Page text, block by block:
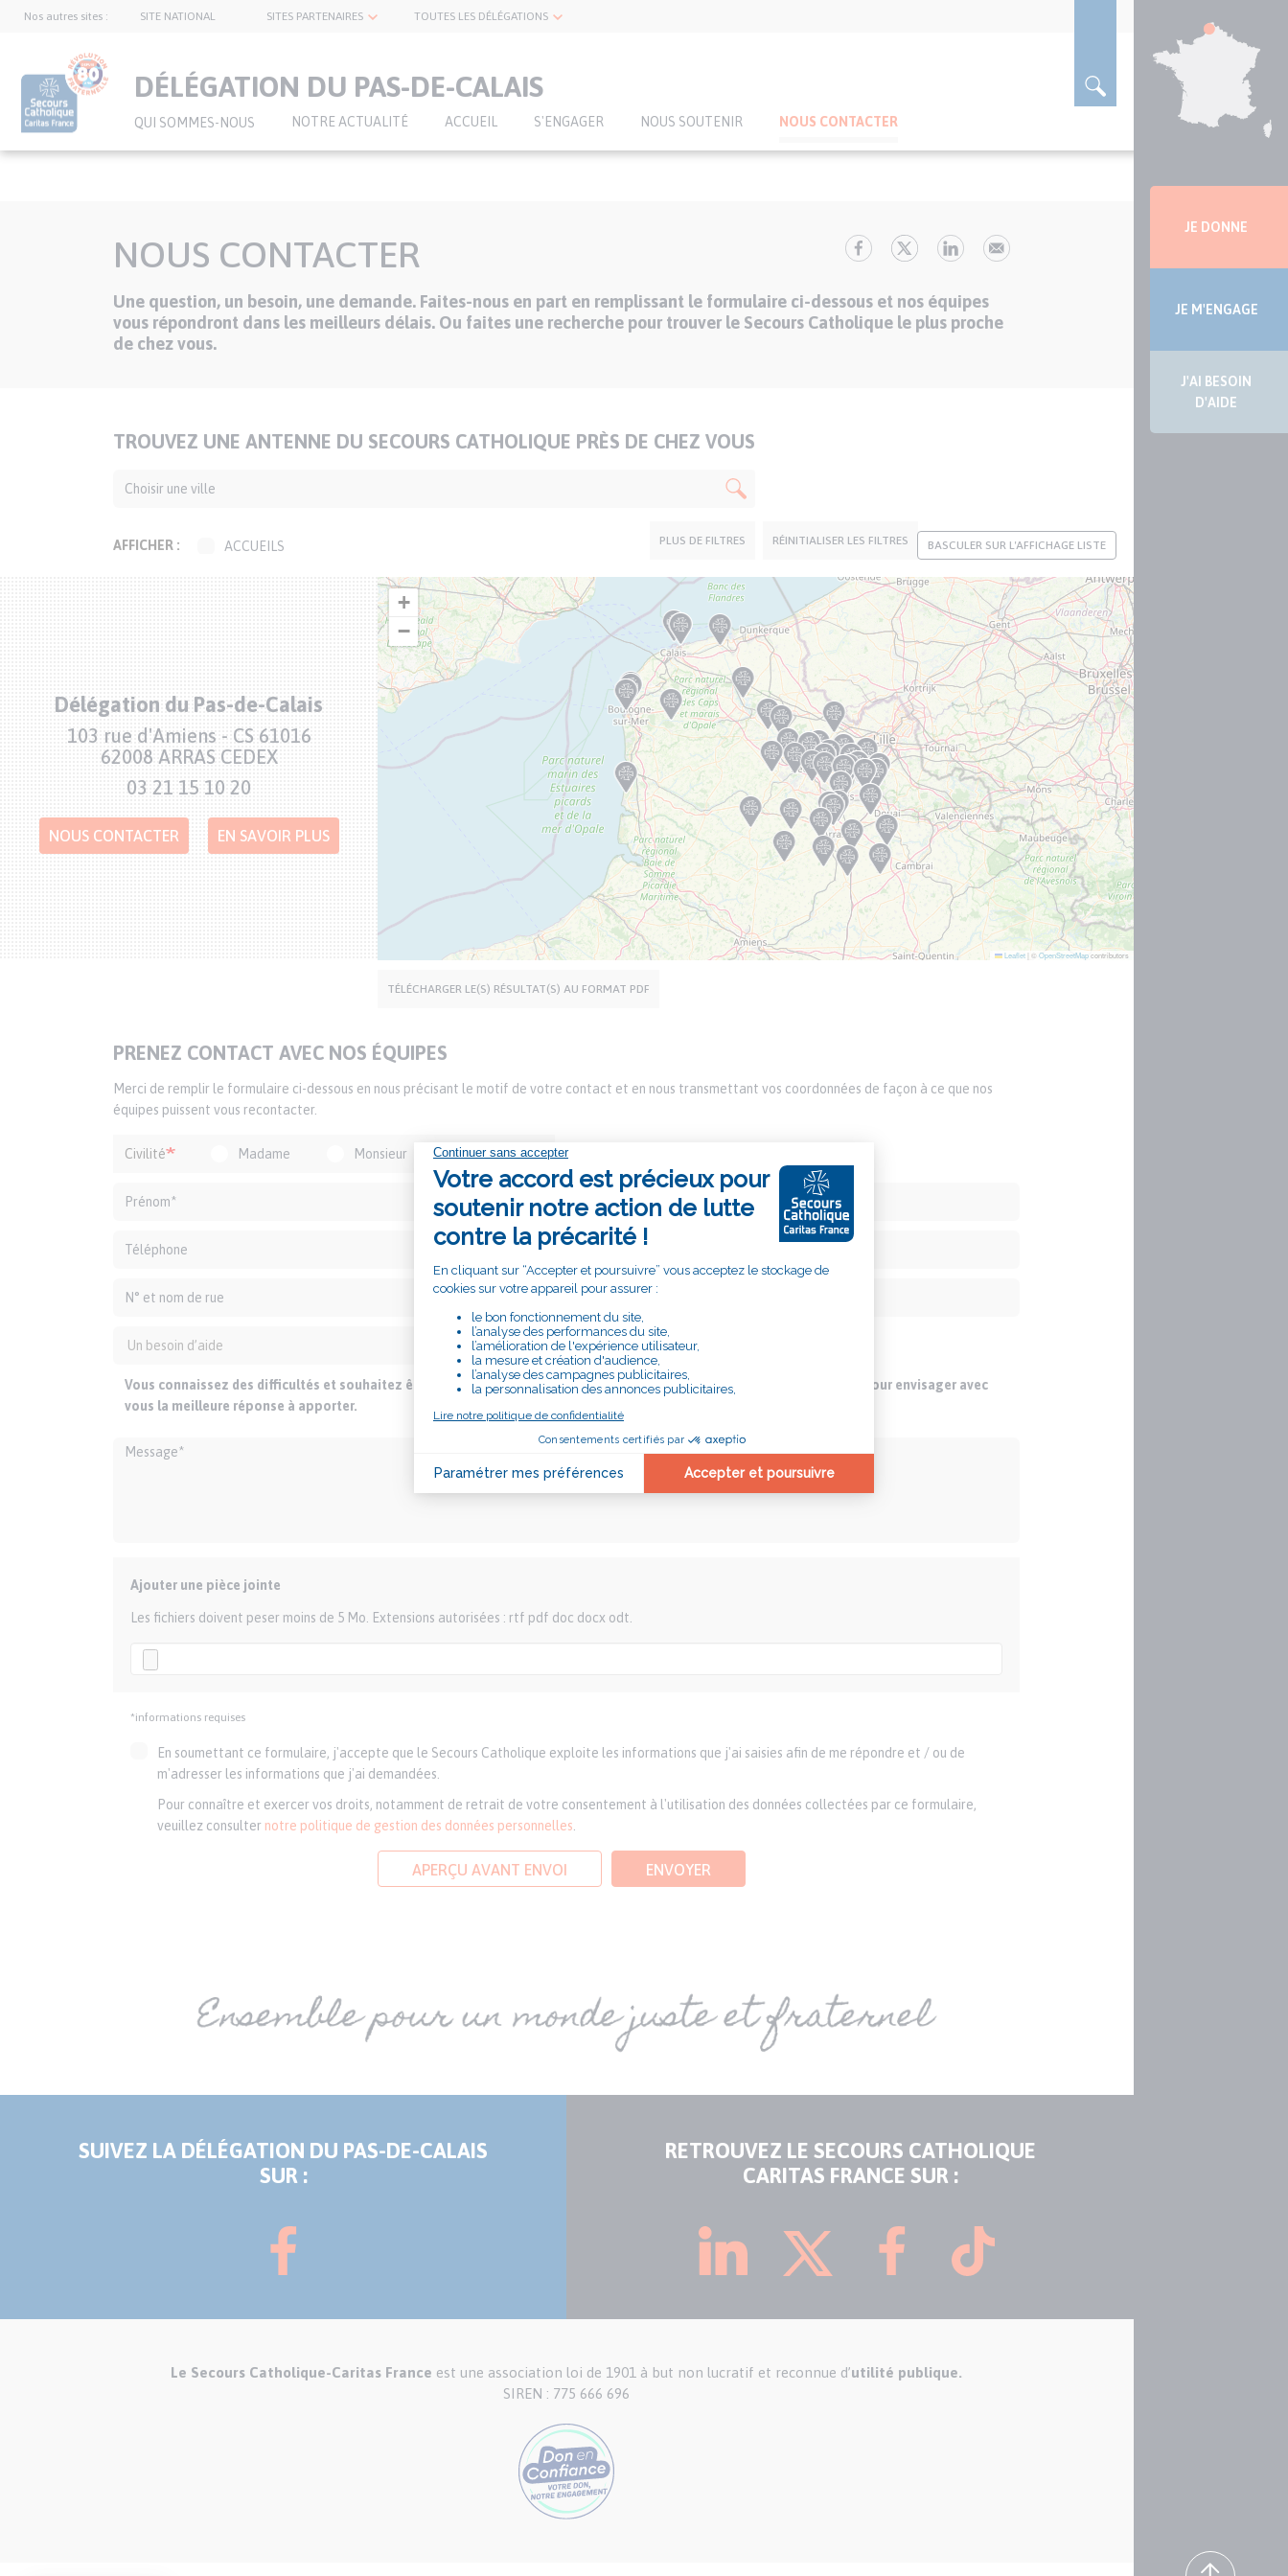
Nos autres sites : SITE NATIONAL SITES PARTENAIRES TOUTES LES DÉLÉGATIONS
DÉLÉGATION DU PAS-DE-CALAIS
QUI SOMMES-NOUS NOTRE ACTUALITÉ ACCUEIL S'ENGAGER NOUS SOUTENIR NOUS CONTACTER
NOUS CONTACTER
Texte
Une question, un besoin, une demande. Faites-nous en part en remplissant le formulaire ci-dessous et nos équipes
vous répondront dans les meilleurs délais. Ou faites une recherche pour trouver le Secours Catholique le plus proche
de chez vous.
TITRE
LA
TROUVEZ UNE ANTENNE DU SECOURS CATHOLIQUE PRÈS DE CHEZ VOUS
AFFICHER :
ACCUEILS
JARDINS SOLIDAIRES
TRANSPORTS SOLIDAIRES
PLUS DE FILTRES RÉINITIALISER LES FILTRES BASCULER SUR L'AFFICHAGE LISTE
+
−
Leaflet | ©OpenStreetMapcontributors
TÉLÉCHARGER LE(S) RÉSULTAT(S) AU FORMAT PDF
Délégation du Pas-de-Calais
Adresse103 rue d'Amiens - CS 61016
62008 ARRAS CEDEX
téléphone
03 21 15 10 20
NOUS CONTACTER EN SAVOIR PLUS
TITRE
FORMULAIRE
PRENEZ CONTACT AVEC NOS ÉQUIPES
Texte
d'introduction
Merci de remplir le formulaire ci-dessous en nous précisant le motif de votre contact et en nous transmettant vos coordonnées de façon à ce que nos
équipes puissent vous recontacter.
Formulaire
Civilité Madame Monsieur
Vous connaissez des difficultés et souhaitez être accompagné, remplissez ce formulaire et nous vous recontacterons pour envisager avec
vous la meilleure réponse à apporter.
Ajouter une pièce jointe
Les fichiers doivent peser moins de 5 Mo. Extensions autorisées : rtf pdf doc docx odt.
*informations requises
En soumettant ce formulaire, j'accepte que le Secours Catholique exploite les informations que j'ai saisies afin de me répondre et / ou de
m'adresser les informations que j'ai demandées.
Pour connaître et exercer vos droits, notamment de retrait de votre consentement à l'utilisation des données collectées par ce formulaire,
veuillez consulter notre politique de gestion des données personnelles
APERÇU AVANT ENVOI ENVOYER
latéraleJE DONNE
JE M'ENGAGE
J'AI BESOIN
D'AIDE
SUIVEZ LA DÉLÉGATION DU PAS-DE-CALAIS
SUR :
RETROUVEZ LE SECOURS CATHOLIQUE
CARITAS FRANCE SUR :
Le Secours Catholique-Caritas France est une association loi de 1901 à but non lucratif et reconnue d’utilité publique.
SIREN : 775 666 696